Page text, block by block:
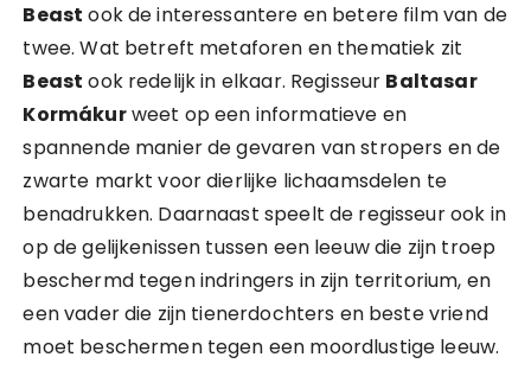
Beast ook de interessantere en betere film van de
twee. Wat betreft metaforen en thematiek zit
Beast ook redelijk in elkaar. Regisseur Baltasar
Kormákurweet op een informatieve en
spannende manier de gevaren van stropers en de
zwarte markt voor dierlijke lichaamsdelen te
benadrukken. Daarnaast speelt de regisseur ook in
op de gelijkenissen tussen een leeuw die zijn troep
beschermd tegen indringers in zijn territorium, en
een vader die zijn tienerdochters en beste vriend
moet beschermen tegen een moordlustige leeuw.